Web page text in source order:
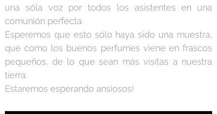
una sóla voz por todos los asistentes en una
comunión perfecta.
Esperemos que esto sólo haya sido una muestra,
que como los buenos perfumes viene en frascos
pequeños, de lo que sean más visitas a nuestra
tierra.
Estaremos esperando ansiosos!